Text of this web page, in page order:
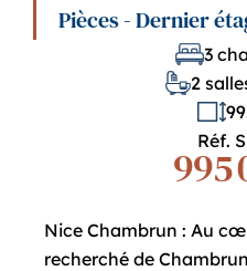
Pièces - Dernier
3
2
Réf.
995
Nice Chambrun : Au
recherché de